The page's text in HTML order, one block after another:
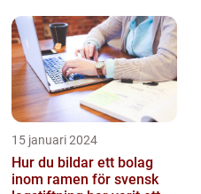
15 januari 2024
Hur du bildar ett bolag
inom ramen för svensk